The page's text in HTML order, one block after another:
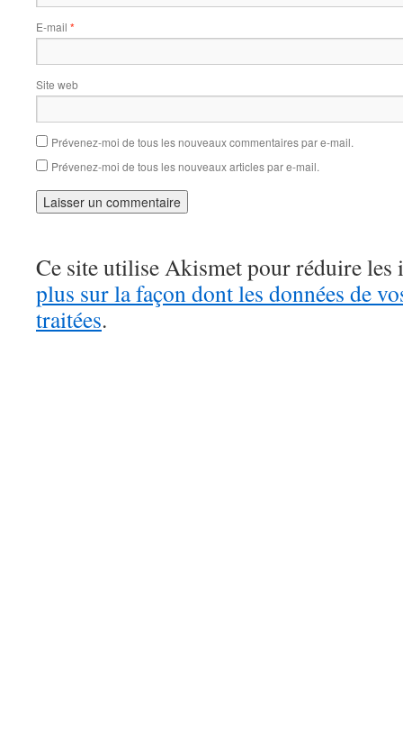
E-mail *
Site web
Prévenez-moi de tous les nouveaux commentaires par e-mail.
Prévenez-moi de tous les nouveaux articles par e-mail.
Ce site utilise Akismet pour réduire les
plus sur la façon dont les données de
traitées.